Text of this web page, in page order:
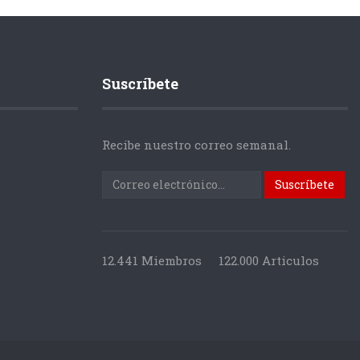
Suscríbete
Recibe nuestro correo semanal.
12.441 Miembros 122.000 Articulos